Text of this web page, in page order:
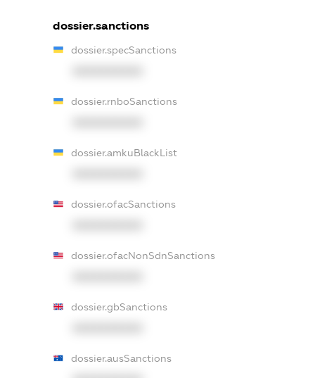
dossier.sanctions
dossier.specSanctions
dossier.rnboSanctions
dossier.amkuBlackList
dossier.ofacSanctions
dossier.ofacNonSdnSanctions
dossier.gbSanctions
dossier.ausSanctions